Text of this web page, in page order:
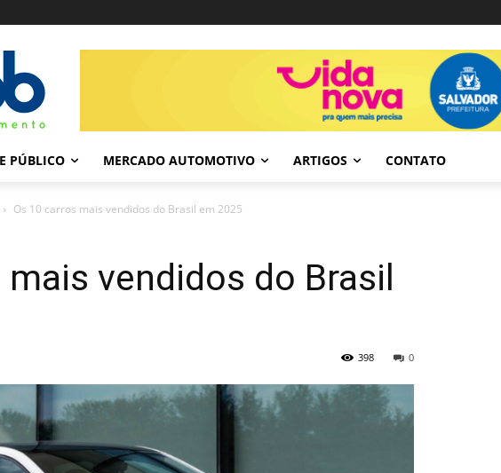
PÚBLICO MERCADO AUTOMOTIVO ARTIGOS CONTATO
Os 10 carros mais vendidos do Brasil em 2025
vendidos do Brasil
0
398